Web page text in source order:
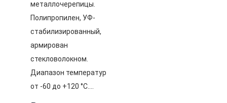
металлочерепицы.
Полипропилен, УФ-
стабилизированный,
армирован
стекловолокном.
Диапазон температур
от -60 до +120 °C….